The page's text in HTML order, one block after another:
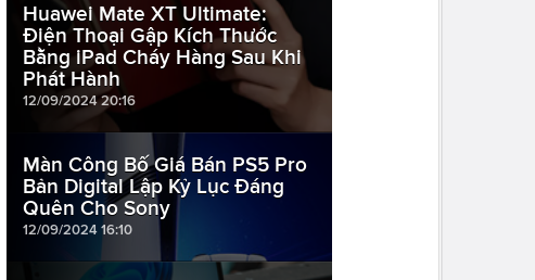
Huawei Mate XT Ultimate:
Điện Thoại Gập Kích Thước
Bằng iPad Cháy Hàng Sau Khi
Phát Hành
12/09/2024 20:16
Màn Công Bố Giá Bán PS5 Pro
Bản Digital Lập Kỷ Lục Đáng
Quên Cho Sony
12/09/2024 16:10